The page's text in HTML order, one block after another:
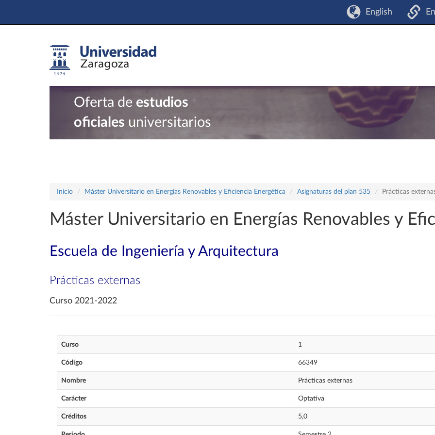
English
Oferta de estudios
oficiales universitarios
Inicio Máster Universitario en Energías Renovables y Eficiencia Energética Asignaturas del plan 535 Prácticas
Máster Universitario en Energías Renovables y
Escuela de Ingeniería y Arquitectura
Prácticas externas
Curso 2021-2022
Curso 1
Código 66349
Nombre Prácticas externas
Carácter Optativa
Créditos 5,0